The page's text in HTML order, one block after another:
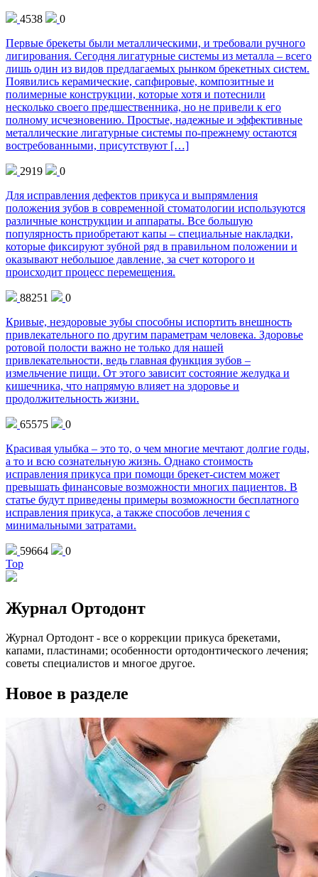
4538
0
Первые брекеты были металлическими, и требовали ручного
лигирования. Сегодня лигатурные системы из металла – всего
лишь один из видов предлагаемых рынком брекетных систем.
Появились керамические, сапфировые, композитные и
полимерные конструкции, которые хотя и потеснили
несколько своего предшественника, но не привели к его
полному исчезновению. Простые, надежные и эффективные
металлические лигатурные системы по-прежнему остаются
востребованными, присутствуют […]
2919
0
Для исправления дефектов прикуса и выпрямления
положения зубов в современной стоматологии используются
различные конструкции и аппараты. Все большую
популярность приобретают капы – специальные накладки,
которые фиксируют зубной ряд в правильном положении и
оказывают небольшое давление, за счет которого и
происходит процесс перемещения.
88251
0
Кривые, нездоровые зубы способны испортить внешность
привлекательного по другим параметрам человека. Здоровье
ротовой полости важно не только для нашей
привлекательности, ведь главная функция зубов –
измельчение пищи. От этого зависит состояние желудка и
кишечника, что напрямую влияет на здоровье и
продолжительность жизни.
65575
0
Красивая улыбка – это то, о чем многие мечтают долгие годы,
а то и всю сознательную жизнь. Однако стоимость
исправления прикуса при помощи брекет-систем может
превышать финансовые возможности многих пациентов. В
статье будут приведены примеры возможности бесплатного
исправления прикуса, а также способов лечения с
минимальными затратами.
59664
0
Top
Журнал Ортодонт
Журнал Ортодонт - все о коррекции прикуса брекетами,
капами, пластинами; особенности ортодонтического лечения;
советы специалистов и многое другое.
Новое в разделе